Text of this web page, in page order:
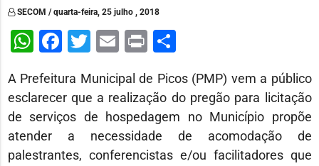
SECOM / quarta-feira, 25 julho , 2018
WhatsApp
Facebook
Twitter
Email
PrintShare
A Prefeitura Municipal de Picos (PMP) vem a público
esclarecer que a realização do pregão para licitação
de serviços de hospedagem no Município propõe
atender a necessidade de acomodação de
palestrantes, conferencistas e/ou facilitadores que